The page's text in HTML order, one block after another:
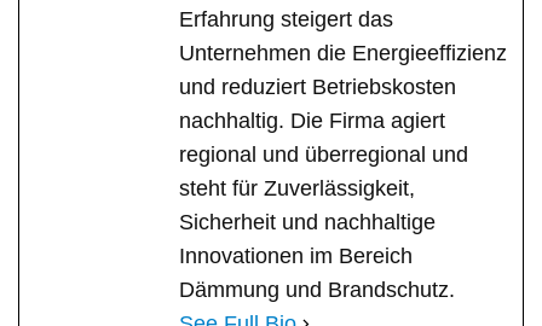
Erfahrung steigert das
Unternehmen die Energieeffizienz
und reduziert Betriebskosten
nachhaltig. Die Firma agiert
regional und überregional und
steht für Zuverlässigkeit,
Sicherheit und nachhaltige
Innovationen im Bereich
Dämmung und Brandschutz.